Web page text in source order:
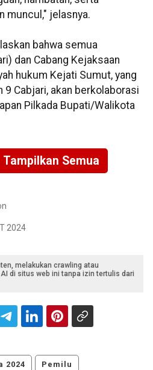
muncul," jelasnya.
bahwa semua
dan Cabang Kejaksaan
hukum Kejati Sumut, yang
9 Cabjari, akan berkolaborasi
Pilkada Bupati/Walikota
Tampilkan Semua
2024
melakukan crawling atau
di situs web ini tanpa izin tertulis dari
2024 Pemilu